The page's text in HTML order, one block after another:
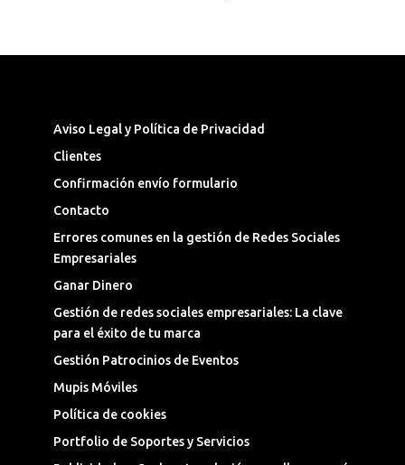
Aviso Legal y Política de Privacidad
Clientes
Confirmación envío formulario
Contacto
Errores comunes en la gestión de Redes Sociales
Empresariales
Ganar Dinero
Gestión de redes sociales empresariales: La clave
para el éxito de tu marca
Gestión Patrocinios de Eventos
Mupis Móviles
Política de cookies
Portfolio de Soportes y Servicios